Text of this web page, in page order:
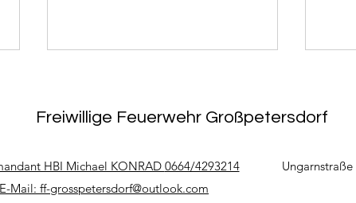
Freiwillige Feuerwehr Großpetersdorf
HBI Michael KONRAD 0664/4293214
E-Mail: ff-grosspetersdorf@outlook.com